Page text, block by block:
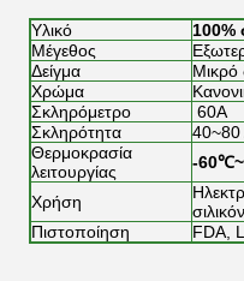
Υλικό
100%
Μέγεθος
Δείγμα
Μικρό
Χρώμα
Σκληρόμετρο
60A
Σκληρότητα
40~80
Θερμοκρασία
λειτουργίας
-
Χρήση
Πιστοποίηση
FDA,